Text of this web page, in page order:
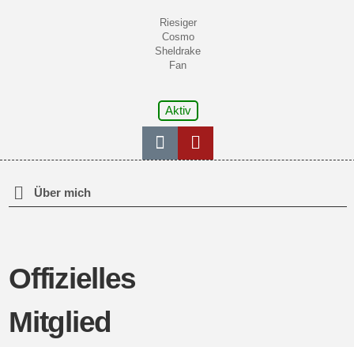
Riesiger
Cosmo
Sheldrake
Fan
Aktiv
Über mich
Offizielles
Mitglied